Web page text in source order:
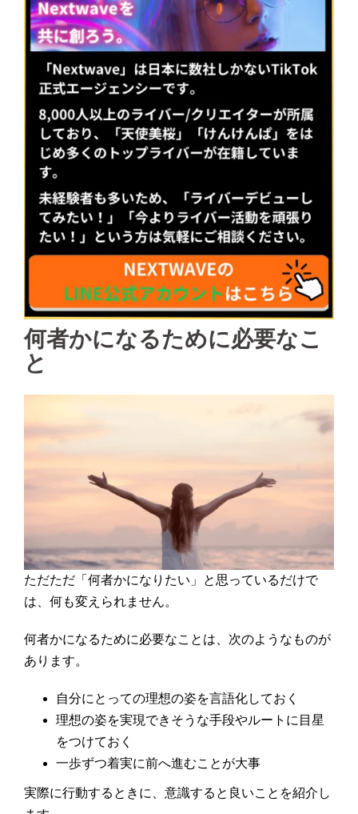
何者かになるために必要なこ
と
ただただ「何者かになりたい」と思っているだけで
は、何も変えられません。
何者かになるために必要なことは、次のようなものが
あります。
自分にとっての理想の姿を言語化しておく
理想の姿を実現できそうな手段やルートに目星
をつけておく
一歩ずつ着実に前へ進むことが大事
実際に行動するときに、意識すると良いことを紹介し